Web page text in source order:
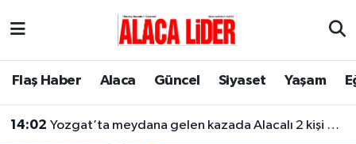
Flaş Haber Alaca Güncel Siyaset Yaşam
14:02 Yozgat’ta meydana gelen kazada Alacalı 2 kişi hayatını kaybetti
Çorum Nöbetçi Eczaneler